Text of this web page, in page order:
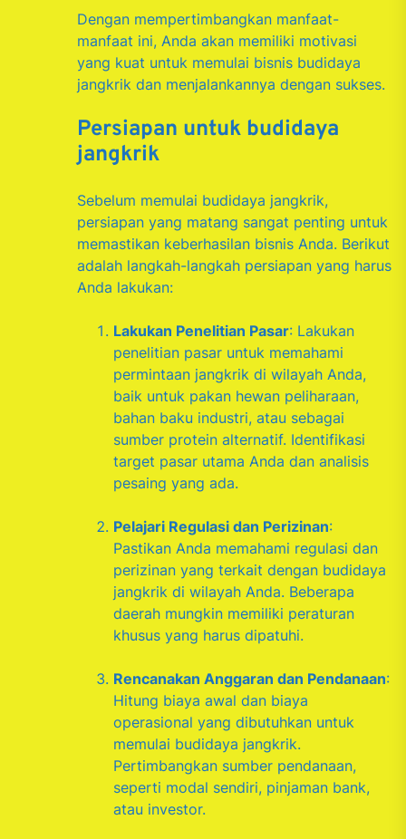
Dengan mempertimbangkan manfaat-
manfaat ini, Anda akan memiliki motivasi
yang kuat untuk memulai bisnis budidaya
jangkrik dan menjalankannya dengan sukses.
Persiapan untuk budidaya
jangkrik
Sebelum memulai budidaya jangkrik,
persiapan yang matang sangat penting untuk
memastikan keberhasilan bisnis Anda. Berikut
adalah langkah-langkah persiapan yang harus
Anda lakukan:
Lakukan Penelitian Pasar: Lakukan
penelitian pasar untuk memahami
permintaan jangkrik di wilayah Anda,
baik untuk pakan hewan peliharaan,
bahan baku industri, atau sebagai
sumber protein alternatif. Identifikasi
target pasar utama Anda dan analisis
pesaing yang ada.
Pelajari Regulasi dan Perizinan:
Pastikan Anda memahami regulasi dan
perizinan yang terkait dengan budidaya
jangkrik di wilayah Anda. Beberapa
daerah mungkin memiliki peraturan
khusus yang harus dipatuhi.
Rencanakan Anggaran dan Pendanaan:
Hitung biaya awal dan biaya
operasional yang dibutuhkan untuk
memulai budidaya jangkrik.
Pertimbangkan sumber pendanaan,
seperti modal sendiri, pinjaman bank,
atau investor.